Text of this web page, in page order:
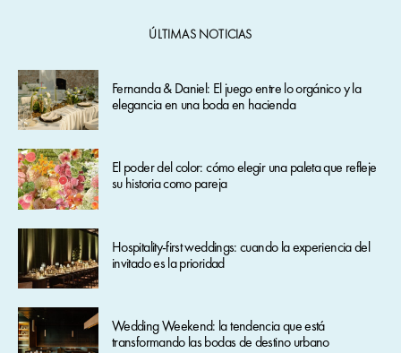
ÚLTIMAS NOTICIAS
Fernanda & Daniel: El juego entre lo orgánico y la
elegancia en una boda en hacienda
El poder del color: cómo elegir una paleta que refleje
su historia como pareja
Hospitality-first weddings: cuando la experiencia del
invitado es la prioridad
Wedding Weekend: la tendencia que está
transformando las bodas de destino urbano